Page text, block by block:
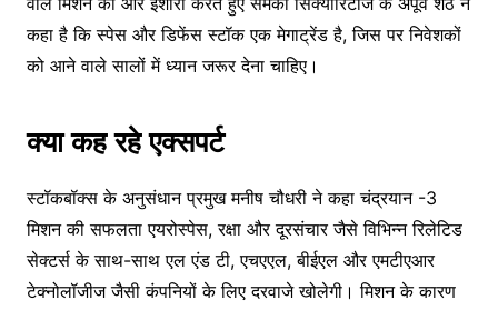
कहा है कि स्पेस और डिफेंस स्टॉक एक मेगाट्रेंड है, जिस पर निवेशकों
को आने वाले सालों में ध्यान जरूर देना चाहिए।
क्या कह रहे एक्सपर्ट
स्टॉकबॉक्स के अनुसंधान प्रमुख मनीष चौधरी ने कहा चंद्रयान -3
मिशन की सफलता एयरोस्पेस, रक्षा और दूरसंचार जैसे विभिन्न रिलेटिड
सेक्टर्स के साथ-साथ एल एंड टी, एचएएल, बीईएल और एमटीएआर
टेक्नोलॉजीज जैसी कंपनियों के लिए दरवाजे खोलेगी। मिशन के कारण